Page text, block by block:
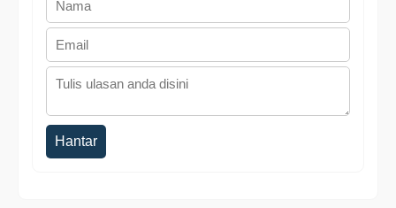
Hantar